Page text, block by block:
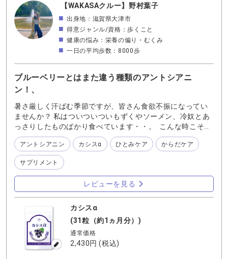
は含まれていない種類のアントシアニンがカシスには含ま
れていて、それがぼやけが気になる方におススメというこ
となのです そろそろ今までよりも、もっともっとひとみの
ケアをした方が良いのかしら…などと日常生活の中で感じて
いらっしゃる方 是非、ブルーベリー系のサプリにプラスα
【WAKASAクルー】野村葉子
出身地：滋賀県大津市
得意ジャンル/資格：歩くこと
健康の悩み：栄養の偏り・むくみ
一日の平均歩数：8000歩
ブルーベリーとはまた違う種類のアントシアニ
ン！、
暑さ厳しく汗ばむ季節ですが、皆さん食欲不振になってい
ませんか？ 私はついついついもずくやソーメン、冷奴とあ
っさりしたものばかり食べています・・。 こんな時こそ栄
養補助食品！ サプリメントは素晴らしい！ さて！今日はわ
かさ生活のカシスのお話！ アントシアニンがよいというの
はもうお馴染みですが、カシスにはブルーベリーとは違う
アントシアニンを2種類も含んでいるんです！ 基本ブルー
ベリーアイとルテインを毎日飲んでる私ですが、サポート
的にカシスも１日おきくらいで飲んでます。 紫外線が日本
の約7倍というニュージーランドで強く育ったカシス。その
中でもアントシアニンの含有量が多いと言われるベアード
種を使っています！ そのカシスの有用成分をナノ化するこ
とで、体への吸収量アップ！ 最近いつもよりひとみを酷使
してる私ですが、時折ぼやけが気になってきてショックを
受けていました。 しばらく毎日カシスを飲んでみようかな
アントシアニン カシスα ひとみケア からだケア
サプリメント
レビューを見る
カシスα
(31粒（約1ヵ月分）)
通常価格
2,430円(税込)